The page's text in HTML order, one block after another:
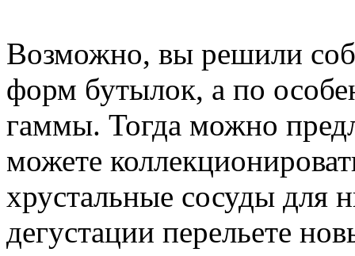
Возможно, вы решили
форм бутылок, а по
гаммы. Тогда можно
можете
хрустальные сосуды для
дегустации перельете